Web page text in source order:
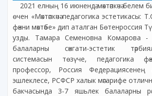
2021 елның 16 июнендә мәктәпкәчә белем
өчен «Мәктәпкәчә педагогика
фәнни мәктәбе» дип аталган Бөтенроссия
узды. Тамара Семеновна Комарова -
балаларны сәнгати-эстетик
системасын төзүче, педагогика
профессор, Россия Федерациясенең
эшлеклесе, РСФСР халык мәгарифе
бакчасында 3-7 яшьлек балаларны